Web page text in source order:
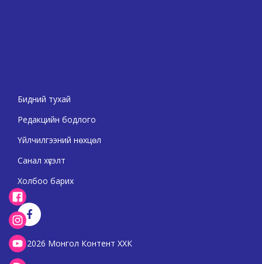
Бидний тухай
Редакцийн бодлого
Үйлчилгээний нөхцөл
Санал хүсэлт
Холбоо барих
2026 Монгол Контент ХХК